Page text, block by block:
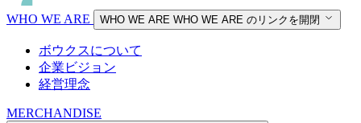
WHO WE ARE WHO WE ARE WHO WE ARE のリンクを開閉
ボウクスについて
企業ビジョン
経営理念
MERCHANDISE